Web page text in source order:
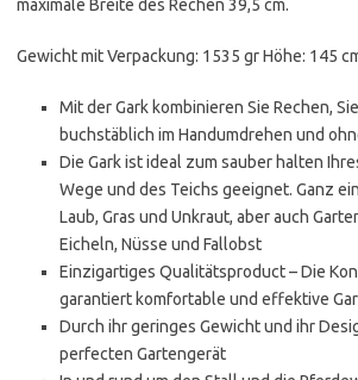
maximale Breite des Rechen 39,5 cm.
Gewicht mit Verpackung: 1535 gr Höhe: 145
Mit der Gark kombinieren Sie Rechen,
buchstäblich im Handumdrehen und
Die Gark ist ideal zum sauber halten
Wege und des Teichs geeignet. Ganz
Laub, Gras und Unkraut, aber auch
Eicheln, Nüsse und Fallobst
Einzigartiges Qualitätsproduct – Die
garantiert komfortable und effektive
Durch ihr geringes Gewicht und ihr
perfecten Gartengerät